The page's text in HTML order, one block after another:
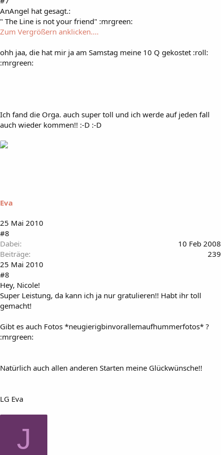
AnAngel hat gesagt.:
" The Line is not your friend" :mrgreen:
Zum Vergrößern anklicken....
ohh jaa, die hat mir ja am Samstag meine 10 Q gekostet :roll:
:mrgreen:
Ich fand die Orga. auch super toll und ich werde auf jeden fall
auch wieder kommen!! :-D :-D
Eva
25 Mai 2010
#8
Dabei
10 Feb 2008
Beiträge
239
25 Mai 2010
#8
Hey, Nicole!
Super Leistung, da kann ich ja nur gratulieren!! Habt ihr toll
gemacht!
Gibt es auch Fotos *neugierigbinvorallemaufhummerfotos* ?
:mrgreen:
Natürlich auch allen anderen Starten meine Glückwünsche!!
LG Eva
J